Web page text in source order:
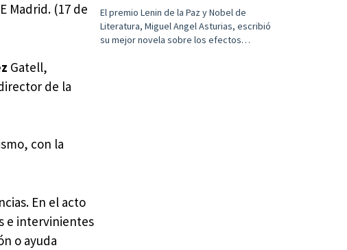
Madrid. (17 de
Gatell,
de la
con la
En el acto
e intervinientes
o ayuda
El premio Lenin de la Paz y Nobel de
Literatura, Miguel Angel Asturias, escribió
su mejor novela sobre los efectos…